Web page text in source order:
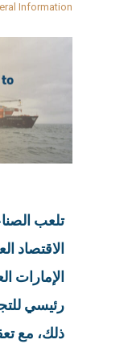
Information
تلعب
الاقتصاد
الإمارات
رئيسي
ذلك، مع